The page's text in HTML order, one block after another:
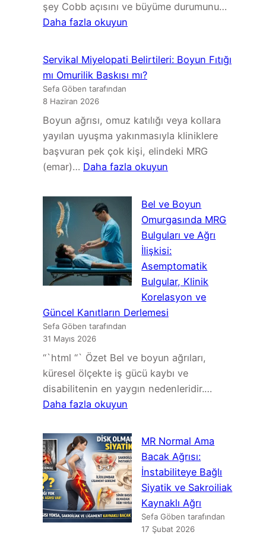
şey Cobb açısını ve büyüme durumunu…
Daha fazla okuyun
Var:
Ne
Adım
Adım
Aile
Rehberi
Servikal Miyelopati Belirtileri: Boyun Fıtığı
mı Omurilik Baskısı mı?
Sefa Göben tarafından
8 Haziran 2026
Boyun ağrısı, omuz katılığı veya kollara
yayılan uyuşma yakınmasıyla kliniklere
başvuran pek çok kişi, elindeki MRG
(emar)… Daha fazla okuyun
Belirtileri:
Boyun
Fıtığı
mı
Omurilik
Baskısı
mı?
Bel ve Boyun
Omurgasında MRG
Bulguları ve Ağrı
İlişkisi:
Asemptomatik
Bulgular, Klinik
Korelasyon ve
Güncel Kanıtların Derlemesi
Sefa Göben tarafından
31 Mayıs 2026
“`html “` Özet Bel ve boyun ağrıları,
küresel ölçekte iş gücü kaybı ve
disabilitenin en yaygın nedenleridir.…
Daha fazla okuyun
ve
Boyun
Omurgasında
MRG
Bulguları
ve
Ağrı
MR Normal Ama
Bacak Ağrısı:
İnstabiliteye Bağlı
Siyatik ve Sakroiliak
Kaynaklı Ağrı
Sefa Göben tarafından
17 Şubat 2026